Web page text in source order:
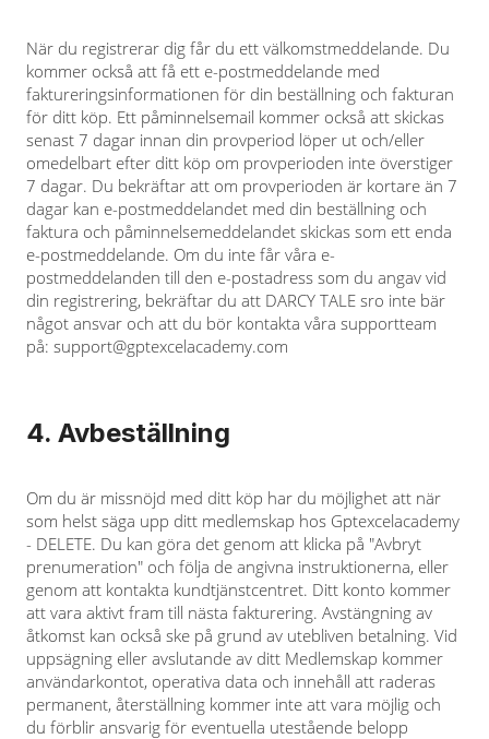
När du registrerar dig får du ett välkomstmeddelande. Du
kommer också att få ett e-postmeddelande med
faktureringsinformationen för din beställning och fakturan
för ditt köp. Ett påminnelsemail kommer också att skickas
senast 7 dagar innan din provperiod löper ut och/eller
omedelbart efter ditt köp om provperioden inte överstiger
7 dagar. Du bekräftar att om provperioden är kortare än 7
dagar kan e-postmeddelandet med din beställning och
faktura och påminnelsemeddelandet skickas som ett enda
e-postmeddelande. Om du inte får våra e-
postmeddelanden till den e-postadress som du angav vid
din registrering, bekräftar du att DARCY TALE sro inte bär
något ansvar och att du bör kontakta våra supportteam
på: support@gptexcelacademy.com
4. Avbeställning
Om du är missnöjd med ditt köp har du möjlighet att när
som helst säga upp ditt medlemskap hos Gptexcelacademy
- DELETE. Du kan göra det genom att klicka på "Avbryt
prenumeration" och följa de angivna instruktionerna, eller
genom att kontakta kundtjänstcentret. Ditt konto kommer
att vara aktivt fram till nästa fakturering. Avstängning av
åtkomst kan också ske på grund av utebliven betalning. Vid
uppsägning eller avslutande av ditt Medlemskap kommer
användarkontot, operativa data och innehåll att raderas
permanent, återställning kommer inte att vara möjlig och
du förblir ansvarig för eventuella utestående belopp